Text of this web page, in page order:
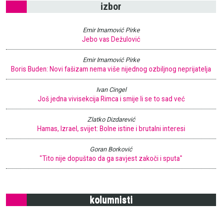
izbor
Emir Imamović Pirke
Jebo vas Dežulović
Emir Imamović Pirke
Boris Buden: Novi fašizam nema više nijednog ozbiljnog neprijatelja
Ivan Cingel
Još jedna vivisekcija Rimca i smije li se to sad već
Zlatko Dizdarević
Hamas, Izrael, svijet: Bolne istine i brutalni interesi
Goran Borković
"Tito nije dopuštao da ga savjest zakoči i sputa"
kolumnisti